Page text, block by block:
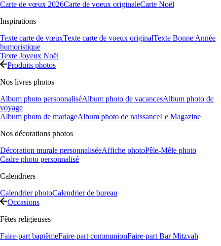
Carte de vœux 2026Carte de voeux originaleCarte Noël
Inspirations
Texte carte de vœuxTexte carte de voeux originalTexte Bonne Année
humoristique
Texte Joyeux Noël
Produits photos
Nos livres photos
Album photo personnaliséAlbum photo de vacancesAlbum photo de
voyage
Album photo de mariageAlbum photo de naissanceLe Magazine
Nos décorations photos
Décoration murale personnaliséeAffiche photoPêle-Mêle photo
Cadre photo personnalisé
Calendriers
Calendrier photoCalendrier de bureau
Occasions
Fêtes religieuses
Faire-part baptêmeFaire-part communionFaire-part Bar Mitzvah